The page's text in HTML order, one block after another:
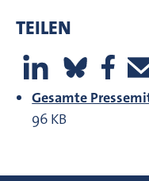
TEILEN
Gesamte
96 KB